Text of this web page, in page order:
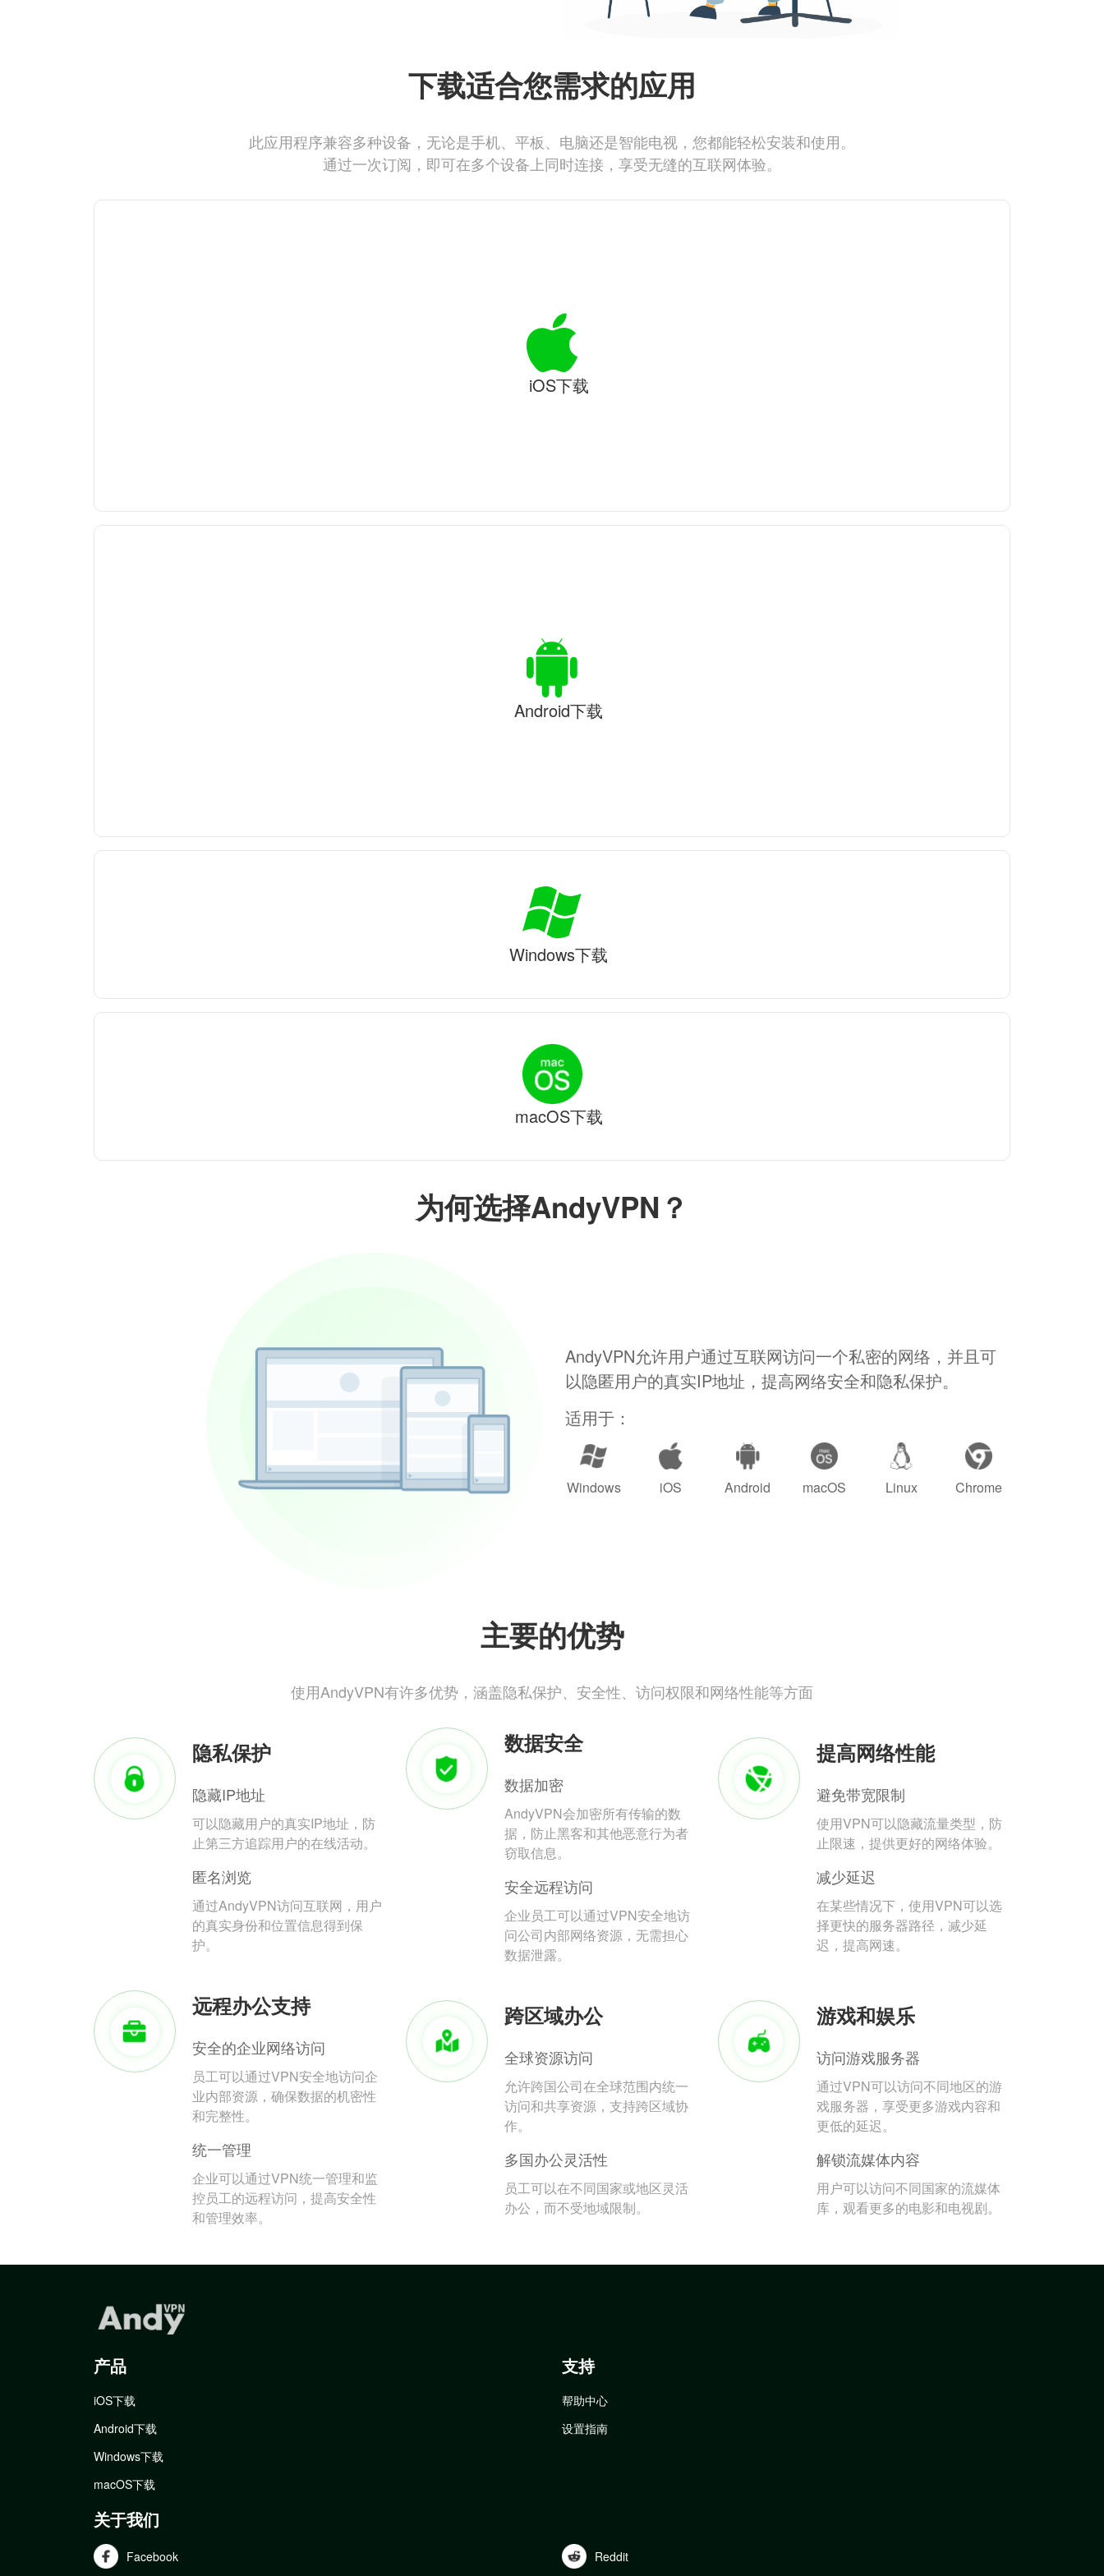
为何选择AndyVPN？
AndyVPN允许用户通过互联网访问一个私密的网络，并且可
以隐匿用户的真实IP地址，提高网络安全和隐私保护。
适用于：
Windows iOS Android macOS Linux Chrome
主要的优势
使用AndyVPN有许多优势，涵盖隐私保护、安全性、访问权限和网络性能等方面
隐私保护
隐藏IP地址
可以隐藏用户的真实IP地址，防
止第三方追踪用户的在线活动。
匿名浏览
通过AndyVPN访问互联网，用户
的真实身份和位置信息得到保
护。
数据安全
数据加密
AndyVPN会加密所有传输的数
据，防止黑客和其他恶意行为者
窃取信息。
安全远程访问
企业员工可以通过VPN安全地访
问公司内部网络资源，无需担心
数据泄露。
提高网络性能
避免带宽限制
使用VPN可以隐藏流量类型，防
止限速，提供更好的网络体验。
减少延迟
在某些情况下，使用VPN可以选
择更快的服务器路径，减少延
迟，提高网速。
远程办公支持
安全的企业网络访问
员工可以通过VPN安全地访问企
业内部资源，确保数据的机密性
和完整性。
统一管理
企业可以通过VPN统一管理和监
控员工的远程访问，提高安全性
和管理效率。
跨区域办公
全球资源访问
允许跨国公司在全球范围内统一
访问和共享资源，支持跨区域协
作。
多国办公灵活性
员工可以在不同国家或地区灵活
办公，而不受地域限制。
游戏和娱乐
访问游戏服务器
通过VPN可以访问不同地区的游
戏服务器，享受更多游戏内容和
更低的延迟。
解锁流媒体内容
用户可以访问不同国家的流媒体
库，观看更多的电影和电视剧。
下载适合您需求的应用
此应用程序兼容多种设备，无论是手机、平板、电脑还是智能电视，您都能轻松安装和使用。
通过一次订阅，即可在多个设备上同时连接，享受无缝的互联网体验。
iOS下载
Android下载
Windows下载
macOS下载
产品
iOS下载
Android下载
Windows下载
macOS下载
支持
帮助中心
设置指南
关于我们
Facebook Reddit